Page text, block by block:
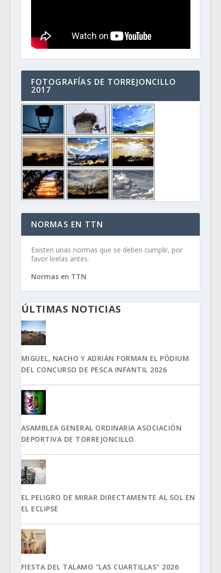
FOTOGRAFÍAS DE TORREJONCILLO
2017
NORMAS EN TTN
Existen unas normas que se deben cumplir, por
favor leelas antes.
Normas en TTN
ÚLTIMAS NOTICIAS
MIGUEL, NACHO Y ADRIÁN FORMAN EL PÓDIUM
DEL CONCURSO DE PESCA INFANTIL 2026
ASAMBLEA GENERAL ORDINARIA ASOCIACIÓN
DEPORTIVA DE TORREJONCILLO
EL PELIGRO DE MIRAR DIRECTAMENTE AL SOL EN
EL ECLIPSE
FIESTA DEL TALAMO "LAS CUARTILLAS" 2026